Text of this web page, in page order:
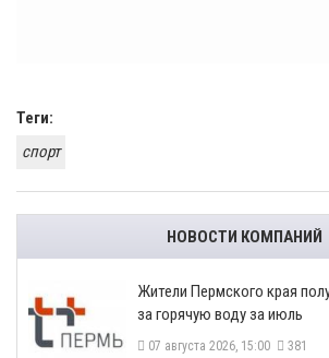
Теги:
спорт
НОВОСТИ КОМПАНИЙ
​Жители Пермского края
за горячую воду за июль
07 августа 2026, 15:00 381